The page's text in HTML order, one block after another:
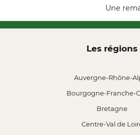
Une
Les régions
Auvergne-Rhône-
Bourgogne-Franche-
Bretagne
Centre-Val de